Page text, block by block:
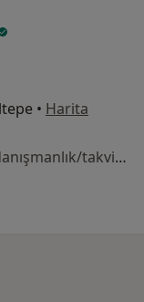
• Harita
Bu uzman ilgili adres için online danışmanlık/takvim sunmuyor.